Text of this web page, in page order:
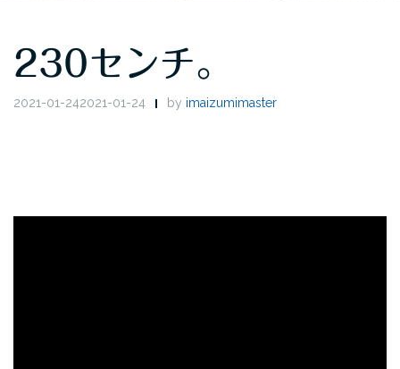
230センチ。
2021-01-242021-01-24 by imaizumimaster